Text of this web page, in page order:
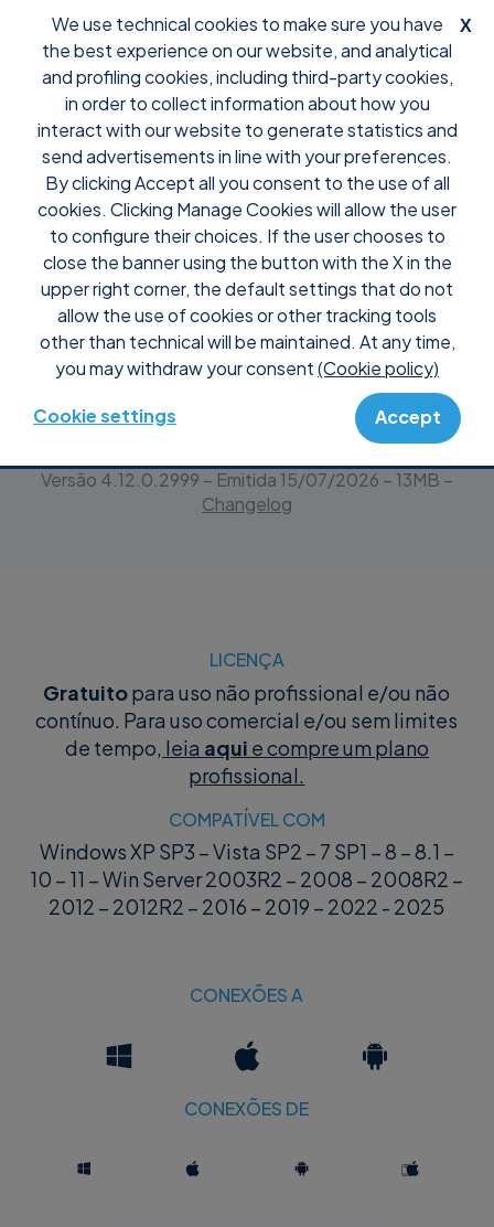
X
We use technical cookies to make sure you have
the best experience on our website, and analytical
and profiling cookies, including third-party cookies,
in order to collect information about how you
interact with our website to generate statistics and
send advertisements in line with your preferences.
By clicking Accept all you consent to the use of all
cookies. Clicking Manage Cookies will allow the user
to configure their choices. If the user chooses to
close the banner using the button with the X in the
upper right corner, the default settings that do not
allow the use of cookies or other tracking tools
other than technical will be maintained. At any time,
you may withdraw your consent(Cookie policy)
Cookie settings Accept
Baixe Supremo para
Windows
Obtenha gratuitamente nosso software
de controle remoto de desktop
Baixe Supremo
Experimenta o Supremo Beta
Versão 4.12.0.2999 – Emitida15/07/2026 –13MB –
Changelog
LICENÇA
Gratuitopara uso não profissional e/ou não
contínuo. Para uso comercial e/ou sem limites
de tempo, leia aqui e compre um plano
profissional.
COMPATÍVEL COM
Windows XP SP3 – Vista SP2 – 7 SP1 – 8 – 8.1 –
10 – 11 – Win Server 2003R2 – 2008 – 2008R2 –
2012 – 2012R2 – 2016 – 2019 – 2022 - 2025
CONEXÕES A
CONEXÕES DE